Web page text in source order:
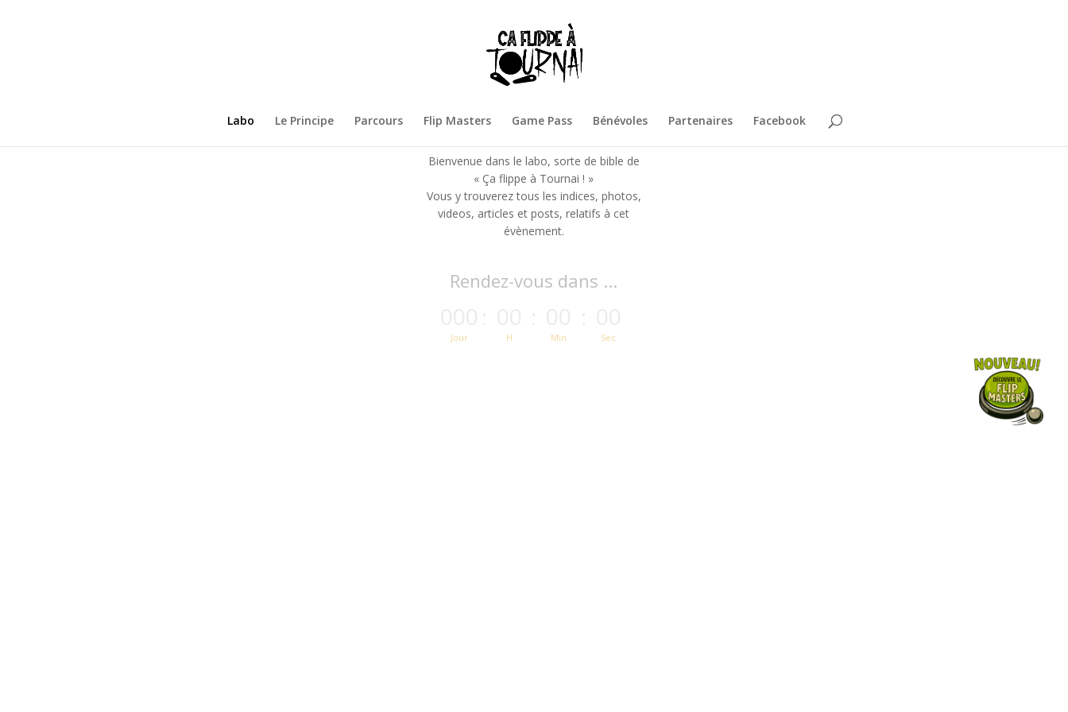
Labo Le Principe Parcours Flip Masters Game Pass Bénévoles Partenaires Facebook
Bienvenue dans le labo, sorte de bible de
« Ça flippe à Tournai ! »
Vous y trouverez tous les indices, photos,
videos, articles et posts, relatifs à cet
évènement.
Rendez-vous dans ...
Jour H Min Sec